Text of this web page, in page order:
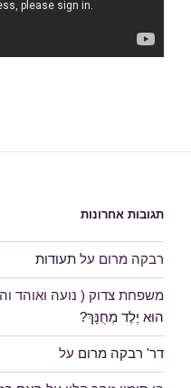
תגובות אחרונות
רבקה מרום על תעודות
משפחת צדוק ( נועה ואוהד
הוּא יֶלֶד מְחֻנָּךְ?
דר' רבקה מרום על